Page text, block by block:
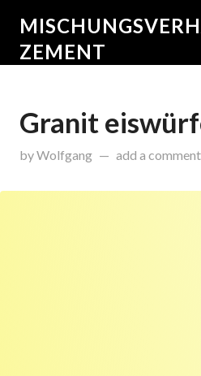
ZEMENT
Granit
byWolfgang onAugust 27,
add a comment